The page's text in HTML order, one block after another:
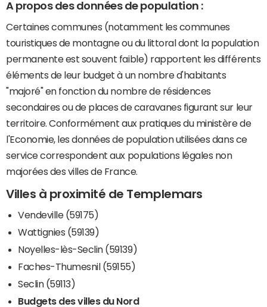
A propos des données de population :
Certaines communes (notamment les communes
touristiques de montagne ou du littoral dont la population
permanente est souvent faible) rapportent les différents
éléments de leur budget à un nombre d'habitants
"majoré" en fonction du nombre de résidences
secondaires ou de places de caravanes figurant sur leur
territoire. Conformément aux pratiques du ministère de
l'Economie, les données de population utilisées dans ce
service correspondent aux populations légales non
majorées des villes de France.
Villes à proximité de Templemars
Vendeville (59175)
Wattignies (59139)
Noyelles-lès-Seclin (59139)
Faches-Thumesnil (59155)
Seclin (59113)
Budgets des villes du Nord